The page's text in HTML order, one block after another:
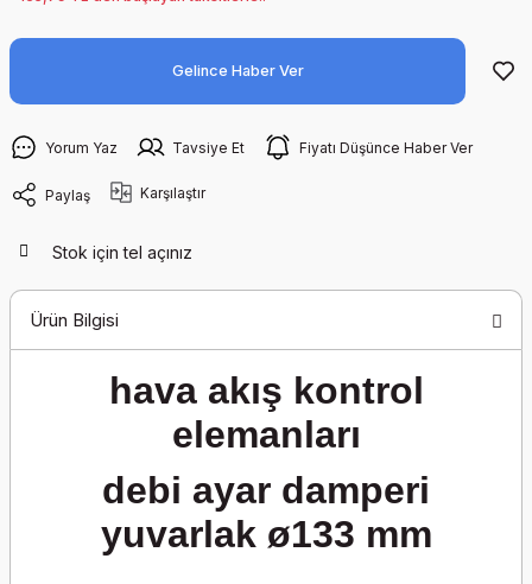
Gelince Haber Ver
Yorum Yaz Tavsiye Et Fiyatı Düşünce Haber Ver
Paylaş Karşılaştır
Stok için tel açınız
Ürün Bilgisi
hava akış kontrol
elemanları
debi ayar damperi
yuvarlak ø133 mm